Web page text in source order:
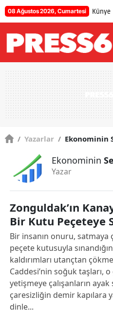
08 Ağustos 2026, Cumartesi Künye
/ Yazarlar / Ekonominin
Ekonominin
Yazar
Zonguldak’ın
Bir Kutu Peçeteye
Bir insanın onuru, satmaya
peçete kutusuyla
kaldırımları utançtan
Caddesi’nin soğuk taşları,
yetişmeye çalışanların
çaresizliğin demir kapılara
dinle...